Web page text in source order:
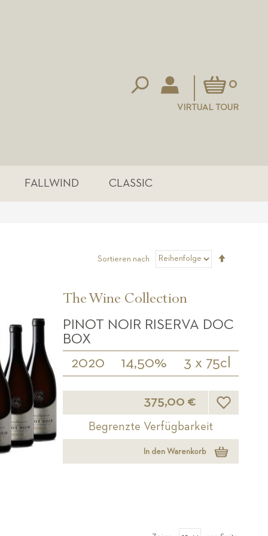
Mein Warenkorb
0
VIRTUAL TOUR
FALLWIND CLASSIC
Sortieren nach
The Wine Collection
PINOT NOIR RISERVA DOC
BOX
2020 14,50% 3 x 75cl
375,00 € Wunschliste
Begrenzte Verfügbarkeit
In den Warenkorb